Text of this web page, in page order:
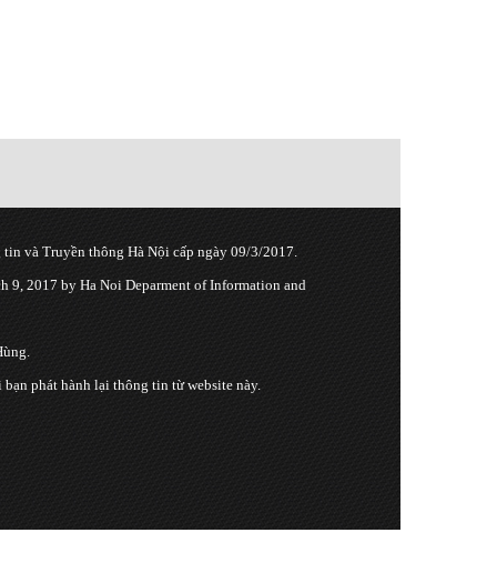
và Truyền thông Hà Nội cấp ngày 09/3/2017.
9, 2017 by Ha Noi Deparment of Information and
phát hành lại thông tin từ website này.